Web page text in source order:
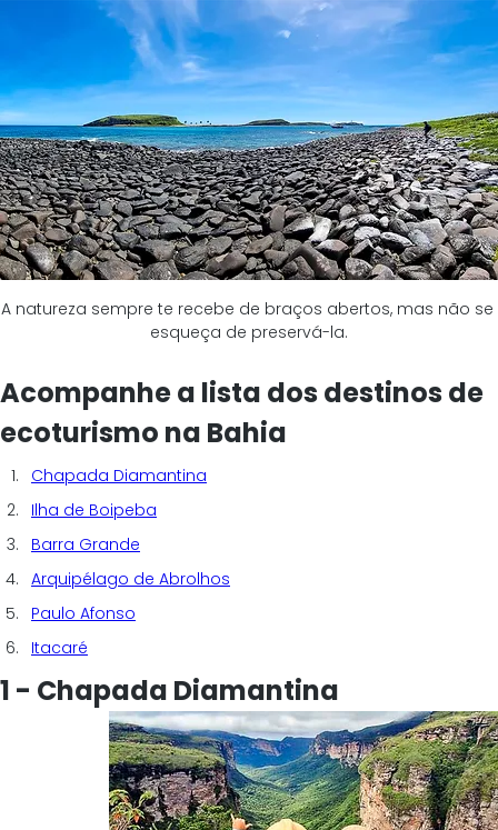
A natureza sempre te recebe de braços abertos, mas não se
esqueça de preservá-la.
Acompanhe a lista dos destinos de
ecoturismo na Bahia
Chapada Diamantina
Ilha de Boipeba
Barra Grande
Arquipélago de Abrolhos
Paulo Afonso
Itacaré
1 - Chapada Diamantina